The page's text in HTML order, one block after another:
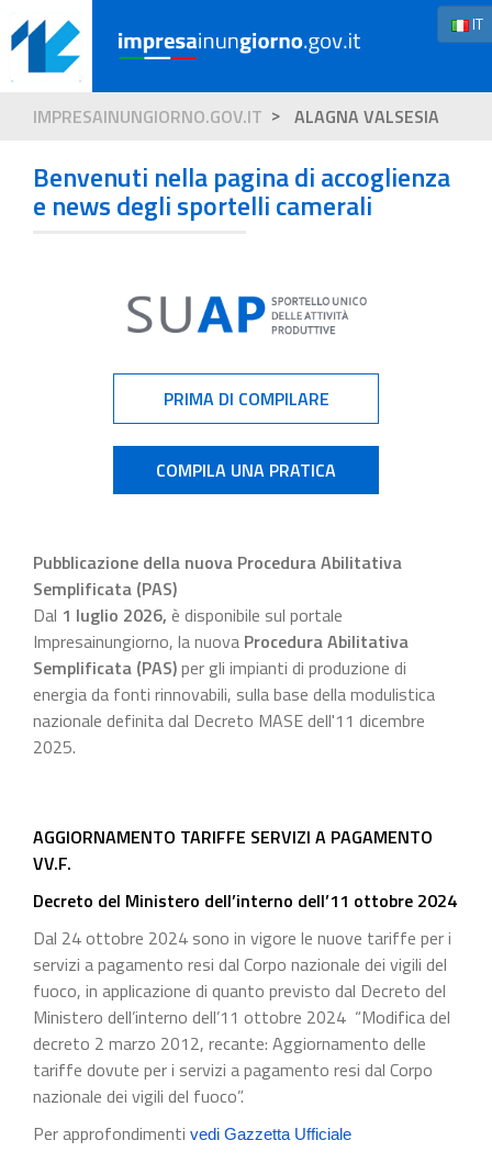
IT
IMPRESAINUNGIORNO.GOV.IT ALAGNA VALSESIA
Benvenuti nella pagina di accoglienza
e news degli sportelli camerali
PRIMA DI COMPILARE
COMPILA UNA PRATICA
Pubblicazione della nuova Procedura Abilitativa
Semplificata (PAS)
Dal 1 luglio 2026, è disponibile sul portale
Impresainungiorno, la nuova Procedura Abilitativa
Semplificata (PAS)per gli impianti di produzione di
energia da fonti rinnovabili, sulla base della modulistica
nazionale definita dal Decreto MASE dell'11 dicembre
2025.
AGGIORNAMENTO TARIFFE SERVIZI A PAGAMENTO
VV.F.
Decreto del Ministero dell’interno dell’11 ottobre 2024
Dal 24 ottobre 2024 sono in vigore le nuove tariffe per i
servizi a pagamento resi dal Corpo nazionale dei vigili del
fuoco, in applicazione di quanto previsto dal Decreto del
Ministero dell’interno dell’11 ottobre 2024 “Modifica del
decreto 2 marzo 2012, recante: Aggiornamento delle
tariffe dovute per i servizi a pagamento resi dal Corpo
nazionale dei vigili del fuoco”.
Per approfondimenti vedi Gazzetta Ufficiale